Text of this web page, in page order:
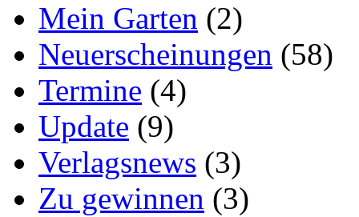
Mein Garten (2)
Neuerscheinungen (58)
Termine (4)
Update (9)
Verlagsnews (3)
Zu gewinnen (3)